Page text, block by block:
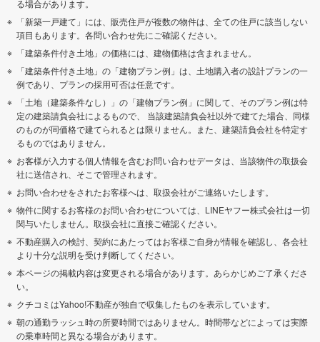
る場合があります。
「新築一戸建て」には、販売住戸が複数の物件は、全ての住戸に該当しない
項目もあります。各問い合わせ先にご確認ください。
「建築条件付き土地」の価格には、建物価格は含まれません。
「建築条件付き土地」の「建物プラン例」は、土地購入者の設計プランの一
例であり、プランの採用可否は任意です。
「土地（建築条件なし）」の「建物プラン例」に関して、そのプラン例は特
定の建築請負会社によるもので、 当該建築請負会社以外で建てた場合、同様
のものが同価格で建てられるとは限りません。また、建築請負会社を特定す
るものではありません。
お客様が入力する個人情報を含むお問い合わせデータは、当該物件の取扱会
社に送信され、そこで管理されます。
お問い合わせをされたお客様へは、取扱会社がご連絡いたします。
物件に関するお客様のお問い合わせについては、LINEヤフー株式会社は一切
関与いたしません。取扱会社に直接ご確認ください。
不動産購入の検討、契約にあたってはお客様ご自身が情報を確認し、各会社
より十分な説明を受け判断してください。
本ページの掲載内容は変更される場合があります。あらかじめご了承くださ
い。
クチコミはYahoo!不動産が独自で収集したものを表示しています。
朝の通勤ラッシュ時の所要時間ではありません。時間帯などによっては実際
の乗車時間と異なる場合があります。